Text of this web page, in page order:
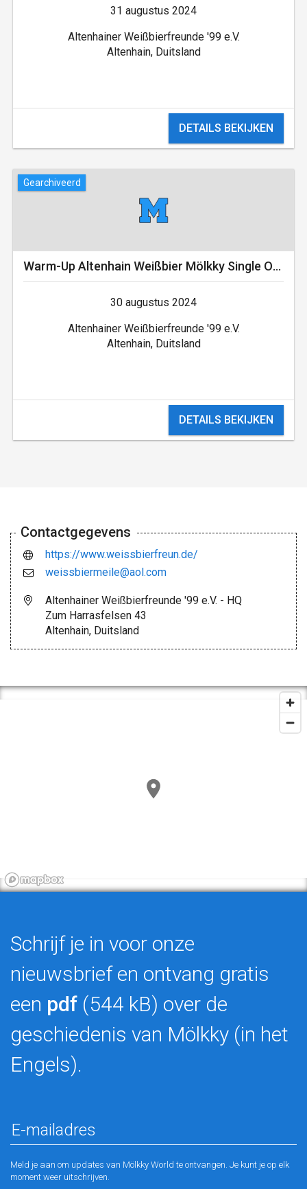
31 augustus 2024
Altenhainer Weißbierfreunde '99 e.V.
Altenhain, Duitsland
DETAILS BEKIJKEN
Gearchiveerd
Warm-Up Altenhain Weißbier Mölkky Single Open 2024
30 augustus 2024
Altenhainer Weißbierfreunde '99 e.V.
Altenhain, Duitsland
DETAILS BEKIJKEN
Contactgegevens
https://www.weissbierfreun.de/
weissbiermeile@aol.com
Altenhainer Weißbierfreunde '99 e.V. - HQ
Zum Harrasfelsen 43
Altenhain, Duitsland
Schrijf je in voor onze
nieuwsbrief en ontvang gratis
een pdf (544 kB) over de
geschiedenis van Mölkky (in het
Engels).
Meld je aan om updates van Mölkky World te ontvangen. Je kunt je op elk
moment weer uitschrijven.